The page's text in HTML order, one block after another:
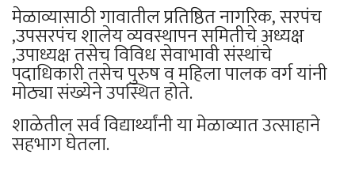
मेळाव्यासाठी गावातील प्रतिष्ठित नागरिक, सरपंच
,उपसरपंच शालेय व्यवस्थापन समितीचे अध्यक्ष
,उपाध्यक्ष तसेच विविध सेवाभावी संस्थांचे
पदाधिकारी तसेच पुरुष व महिला पालक वर्ग यांनी
मोठ्या संख्येने उपस्थित होते.
शाळेतील सर्व विद्यार्थ्यांनी या मेळाव्यात उत्साहाने
सहभाग घेतला.